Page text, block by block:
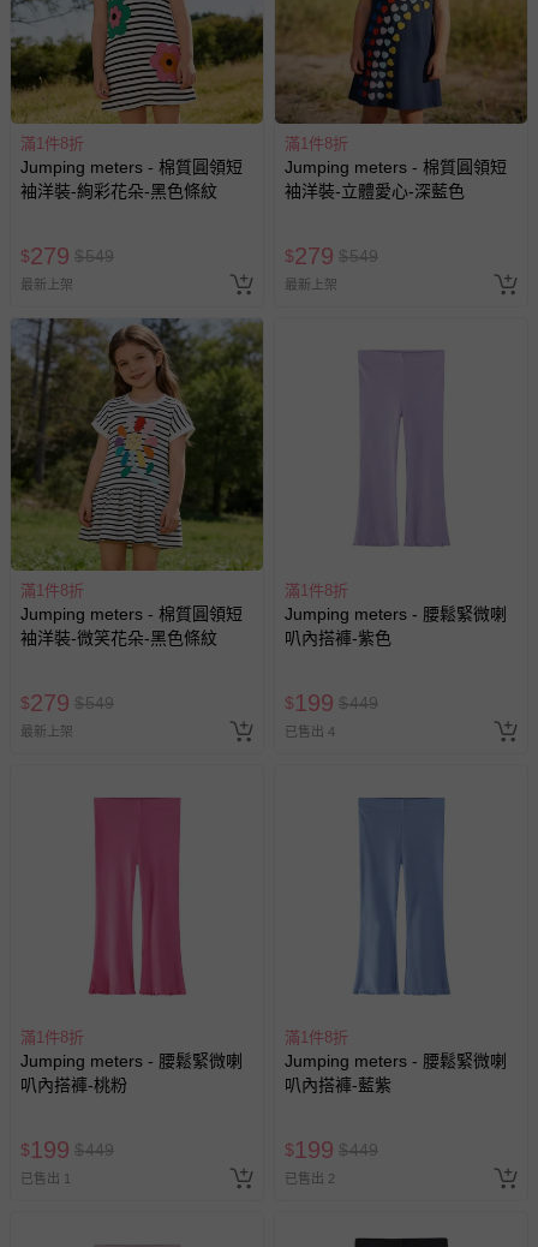
滿1件8折
Jumping meters - 棉質圓領短
袖洋裝-絢彩花朵-黑色條紋
$279 $549
最新上架
滿1件8折
Jumping meters - 棉質圓領短
袖洋裝-立體愛心-深藍色
$279 $549
最新上架
滿1件8折
Jumping meters - 棉質圓領短
袖洋裝-微笑花朵-黑色條紋
$279 $549
最新上架
滿1件8折
Jumping meters - 腰鬆緊微喇
叭內搭褲-紫色
$199 $449
已售出 4
滿1件8折
Jumping meters - 腰鬆緊微喇
叭內搭褲-桃粉
$199 $449
已售出 1
滿1件8折
Jumping meters - 腰鬆緊微喇
叭內搭褲-藍紫
$199 $449
已售出 2